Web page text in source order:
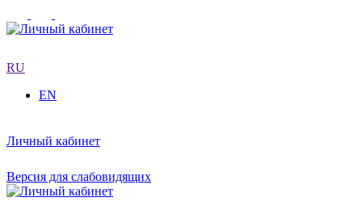
RU
EN
Личный кабинет
Версия для слабовидящих